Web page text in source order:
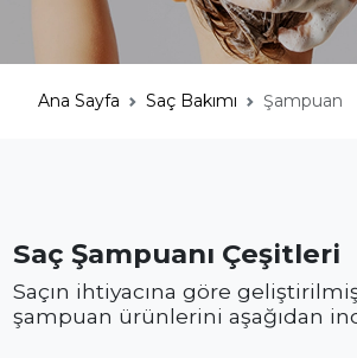
Ana Sayfa Saç Bakımı Şampuan
Saç Şampuanı Çeşitleri
Saçın ihtiyacına göre
şampuan ürünlerini aşağıdan